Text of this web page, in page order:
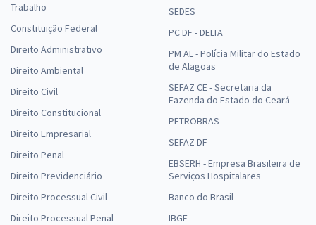
Trabalho
Constituição Federal
Direito Administrativo
Direito Ambiental
Direito Civil
Direito Constitucional
Direito Empresarial
Direito Penal
Direito Previdenciário
Direito Processual Civil
Direito Processual Penal
SEDES
PC DF - DELTA
PM AL - Polícia Militar do Estado
de Alagoas
SEFAZ CE - Secretaria da
Fazenda do Estado do Ceará
PETROBRAS
SEFAZ DF
EBSERH - Empresa Brasileira de
Serviços Hospitalares
Banco do Brasil
IBGE